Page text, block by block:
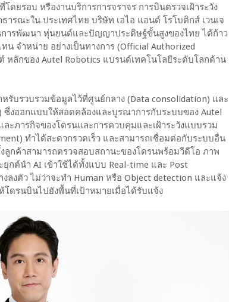
ยรอบ หรืองานบริการการจราจร การบินตรวจเฝ้าระวัง
รณะใน ประเทศไทย บริษัท เอไอ แอนด์ โรโบติกส์ เวนเจ
การพัฒนา หุ่นยนต์และปัญญาประดิษฐ์ขั้นสูงของไทย ได้ก้าว
จำหน่าย อย่างเป็นทางการ (Official Authorized
ลักของ Autel Robotics แบรนด์เทคโนโลยีระดับโลกด้าน
รับรวบรวมข้อมูลไว้ที่ศูนย์กลาง (Data consolidation) และ
ซึ่งออกแบบให้สอดคล้องและบูรณาการกับระบบของ Autel
ะภารกิจของโดรนและการควบคุมและเฝ้าระวังแบบรวม
ทำได้สะดวกรวดเร็ว และสามารถเชื่อมต่อกับระบบอื่น
กค้าสามารถตรวจสอบสถานะของโดรนพร้อมวีดีโอ ภาพ
กต์นำ AI เข้าใช้ได้ทั้งแบบ Real-time และ Post
ลงตัว ไม่ว่าจะทำ Human หรือ Object detection และแจ้ง
โดรนบินไปยังพื้นที่เป้าหมายเมื่อได้รับแจ้ง